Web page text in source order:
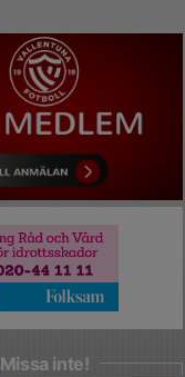
Missa inte!